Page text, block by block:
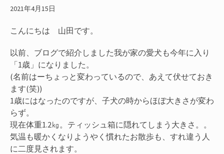
2021年4月15日
こんにちは 山田です。
以前、ブログで紹介しました我が家の愛犬も今年に入り
「1歳」になりました。
(名前はーちょっと変わっているので、あえて伏せておき
ます(笑))
1歳にはなったのですが、子犬の時からほぼ大きさが変わ
らず。
現在体重1.2㎏。ティッシュ箱に隠れてしまう大きさ。。
気温も暖かくなりようやく慣れたお散歩も、すれ違う人
に二度見されます。